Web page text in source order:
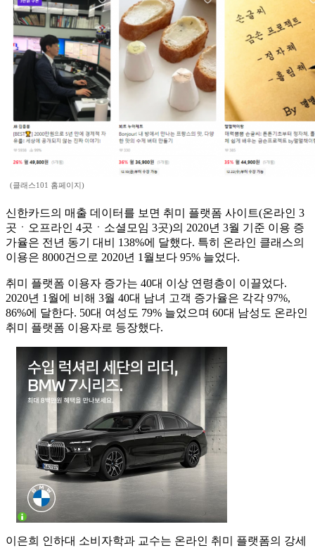
(클래스101 홈페이지)
신한카드의 매출 데이터를 보면 취미 플랫폼 사이트(온라인 3
곳ㆍ오프라인 4곳ㆍ소셜모임 3곳)의 2020년 3월 기준 이용 증
가율은 전년 동기 대비 138%에 달했다. 특히 온라인 클래스의
이용은 8000건으로 2020년 1월보다 95% 늘었다.
취미 플랫폼 이용자 증가는 40대 이상 연령층이 이끌었다.
2020년 1월에 비해 3월 40대 남녀 고객 증가율은 각각 97%,
86%에 달한다. 50대 여성도 79% 늘었으며 60대 남성도 온라인
취미 플랫폼 이용자로 등장했다.
이은희 인하대 소비자학과 교수는 온라인 취미 플랫폼의 강세